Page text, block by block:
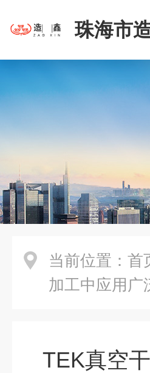
珠海市
当前位置： 首
加工中应用广
TEK真空